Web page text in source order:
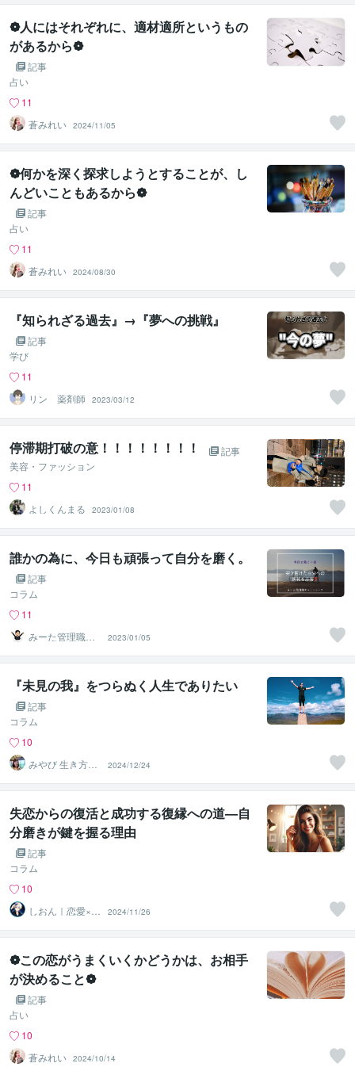
❁人にはそれぞれに、適材適所というもの
があるから❁
記事
占い
11
蒼みれい 2024/11/05
❁何かを深く探求しようとすることが、し
んどいこともあるから❁
記事
占い
11
蒼みれい 2024/08/30
『知られざる過去』→『夢への挑戦』
記事
学び
11
リン 薬剤師 2023/03/12
停滞期打破の意！！！！！！！！
記事
美容・ファッション
11
よしくんまる
2023/01/08
誰かの為に、今日も頑張って自分を磨く。
記事
コラム
11
みーた管理職キ
ャリアコーチ
2023/01/05
『未見の我』をつらぬく人生でありたい
記事
コラム
10
みやび 生き方デ
ザイナー
2024/12/24
失恋からの復活と成功する復縁への道—自
分磨きが鍵を握る理由
記事
コラム
10
しおん｜恋愛×戦
略設計
2024/11/26
❁この恋がうまくいくかどうかは、お相手
が決めること❁
記事
占い
10
蒼みれい 2024/10/14